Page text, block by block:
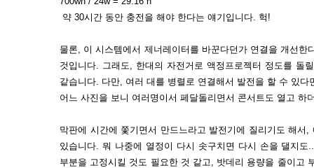
약 30시간 동안 충전을 해야 한다는 얘기입니다. 헉!
물론, 이 시스템에서 제너레이터를 바꾼다던가 연결을 개선한
것입니다. 그래도, 한대의 자전거로 액정프로젝터 정도를 돌
같습니다. 다만, 여러 대를 병렬로 연결해서 발전을 할 수 있
어느 사진을 보니 여러명이서 페달돌리면서 콘서트도 열고 하
막판에 시간에 쫓기면서 만드느라고 발전기에 질리기도 해서
있습니다. 뭐 나중에 열정이 다시 솟구치면 다시 손을 댈지
부분을 고정시킬 것도 필요한 것 같고, 밧데리 용량을 줄이고